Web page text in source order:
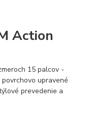
Action
15 palcov -
upravené
prevedenie a